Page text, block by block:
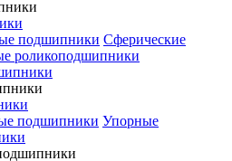
подшипники Сферические
роликоподшипники
подшипники Упорные